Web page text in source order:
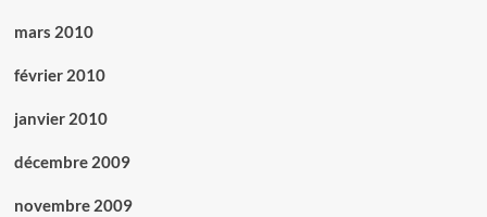
mars 2010
février 2010
janvier 2010
décembre 2009
novembre 2009